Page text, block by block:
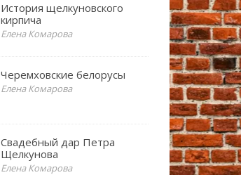
История щелкуновского
кирпича
Елена Комарова
Черемховские белорусы
Елена Комарова
Свадебный дар Петра
Щелкунова
Елена Комарова